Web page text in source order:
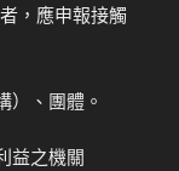
，應申報接觸
）、團體。
益之機關